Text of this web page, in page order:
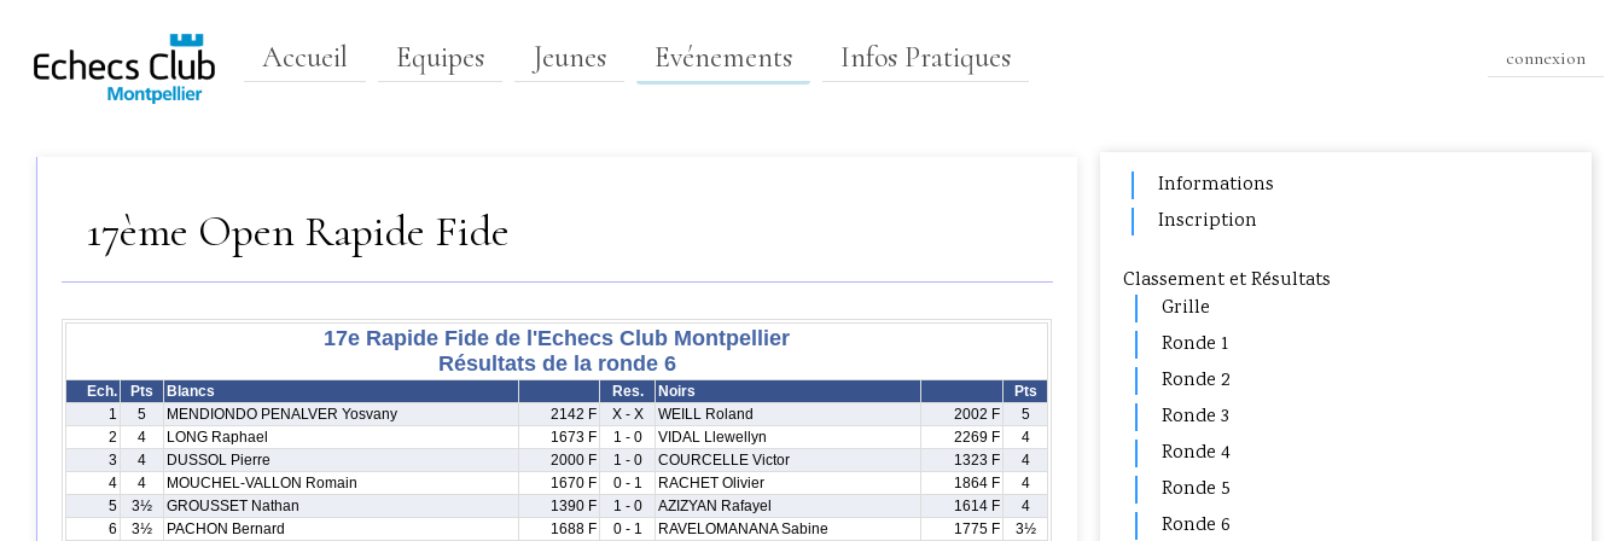
Accueil Equipes Jeunes Evénements Infos Pratiques connexion
Informations
Inscription
Classement et Résultats
Grille
Ronde 1
Ronde 2
Ronde 3
Ronde 4
Ronde 5
Ronde 6
17ème Open Rapide Fide
17e Rapide Fide de l'Echecs Club Montpellier
Résultats de la ronde 6
Ech. Pts Blancs Res. Noirs
Pts
1
5 MENDIONDO PENALVER Yosvany 2142 F X - X WEILL Roland 2002 F
5
2
4 LONG Raphael 1673 F 1 - 0 VIDAL Llewellyn 2269 F
4
3
4 DUSSOL Pierre 2000 F 1 - 0 COURCELLE Victor 1323 F
4
4
4 MOUCHEL-VALLON Romain 1670 F 0 - 1 RACHET Olivier 1864 F
4
5
3½ GROUSSET Nathan 1390 F 1 - 0 AZIZYAN Rafayel 1614 F
4
6
3½ PACHON Bernard 1688 F 0 - 1 RAVELOMANANA Sabine 1775 F
3½